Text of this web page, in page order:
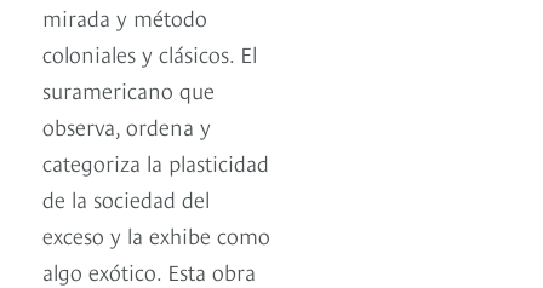
mirada y método
coloniales y clásicos. El
suramericano que
observa, ordena y
categoriza la plasticidad
de la sociedad del
exceso y la exhibe como
algo exótico. Esta obra